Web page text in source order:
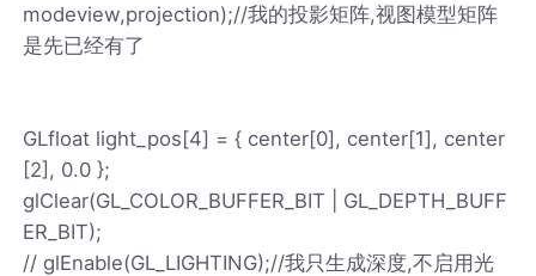
modeview,projection);//我的投影矩阵,视图模型矩阵
是先已经有了
GLfloat light_pos[4] = { center[0], center[1], center
[2], 0.0 };
glClear(GL_COLOR_BUFFER_BIT | GL_DEPTH_BUFF
ER_BIT);
// glEnable(GL_LIGHTING);//我只生成深度,不启用光